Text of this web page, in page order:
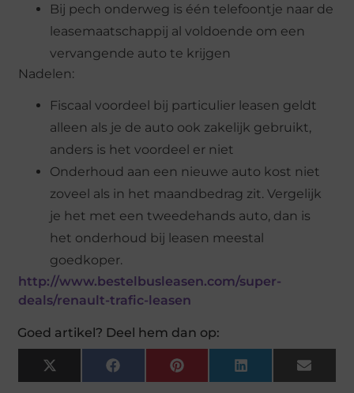
Bij pech onderweg is één telefoontje naar de
leasemaatschappij al voldoende om een
vervangende auto te krijgen
Nadelen:
Fiscaal voordeel bij particulier leasen geldt
alleen als je de auto ook zakelijk gebruikt,
anders is het voordeel er niet
Onderhoud aan een nieuwe auto kost niet
zoveel als in het maandbedrag zit. Vergelijk
je het met een tweedehands auto, dan is
het onderhoud bij leasen meestal
goedkoper.
http://www.bestelbusleasen.com/super-
deals/renault-trafic-leasen
Goed artikel? Deel hem dan op:
X
(Twitter)
FacebookPinterestLinkedIn Email